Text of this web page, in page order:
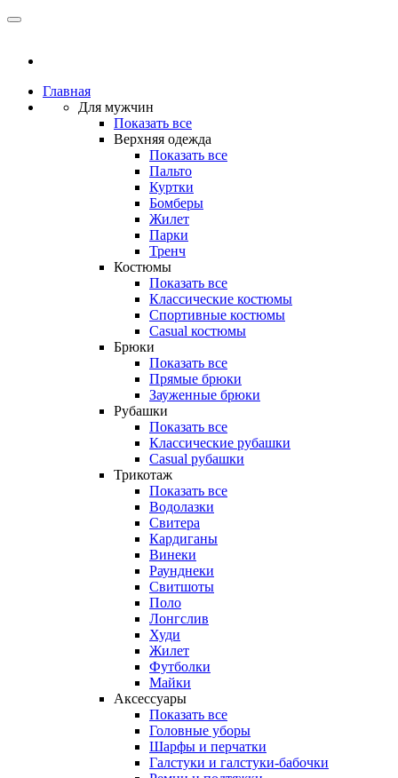
Главная
Для мужчин
Показать все
Верхняя одежда
Показать все
Пальто
Куртки
Бомберы
Жилет
Парки
Тренч
Костюмы
Показать все
Классические костюмы
Спортивные костюмы
Casual костюмы
Брюки
Показать все
Прямые брюки
Зауженные брюки
Рубашки
Показать все
Классические рубашки
Casual рубашки
Трикотаж
Показать все
Водолазки
Свитера
Кардиганы
Винеки
Раунднеки
Свитшоты
Поло
Лонгслив
Худи
Жилет
Футболки
Майки
Аксессуары
Показать все
Головные уборы
Шарфы и перчатки
Галстуки и галстуки-бабочки